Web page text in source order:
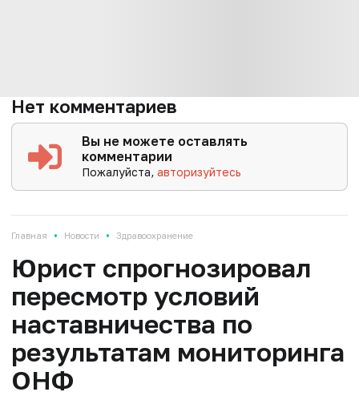
Нет комментариев
Вы не можете оставлять
комментарии
Пожалуйста,авторизуйтесь
Главная • Новости • Здравоохранение
Юрист спрогнозировал
пересмотр условий
наставничества по
результатам мониторинга
ОНФ